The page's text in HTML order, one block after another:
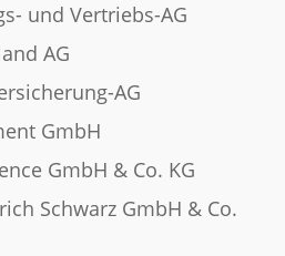
und Vertriebs-AG
AG
AG
GmbH
GmbH & Co. KG
Schwarz GmbH & Co.